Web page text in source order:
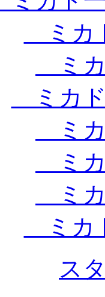
ミカ
ミカ
ミカド
ミカ
ミカ
ミカ
ミカ
ス